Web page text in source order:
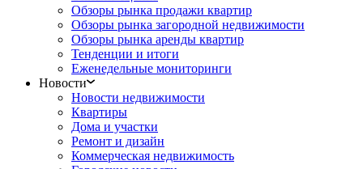
Обзоры рынка продажи квартир
Обзоры рынка загородной недвижимости
Обзоры рынка аренды квартир
Тенденции и итоги
Еженедельные мониторинги
Новости
Новости недвижимости
Квартиры
Дома и участки
Ремонт и дизайн
Коммерческая недвижимость